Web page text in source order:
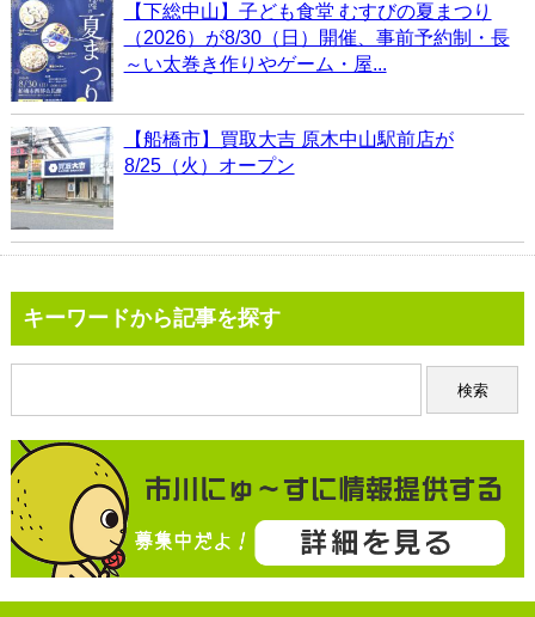
【下総中山】子ども食堂 むすびの夏まつり
（2026）が8/30（日）開催、事前予約制・長
～い太巻き作りやゲーム・屋...
【船橋市】買取大吉 原木中山駅前店が
8/25（火）オープン
キーワードから記事を探す